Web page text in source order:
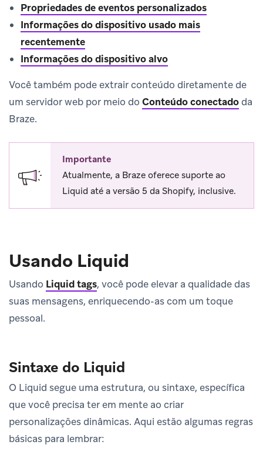
Propriedades de eventos personalizados
Informações do dispositivo usado mais
recentemente
Informações do dispositivo alvo
Você também pode extrair conteúdo diretamente de
um servidor web por meio do Conteúdo conectadoda
Braze.
Importante
Atualmente, a Braze oferece suporte ao
Liquid até a versão 5 da Shopify, inclusive.
Usando Liquid
Usando Liquid tags, você pode elevar a qualidade das
suas mensagens, enriquecendo-as com um toque
pessoal.
Sintaxe do Liquid
O Liquid segue uma estrutura, ou sintaxe, específica
que você precisa ter em mente ao criar
personalizações dinâmicas. Aqui estão algumas regras
básicas para lembrar: